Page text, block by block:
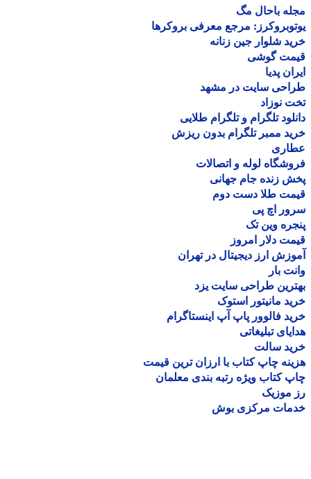
باحال مگ
مرجع معرفی بروکرها
شلوار جین زنانه
گوشی
پدیا
سایت در مشهد
نوزاد
تلگرام و تلگرام طلایی
ممبر تلگرام بدون ریزش
لوله و اتصالات
زنده جام جهانی
طلا دست دوم
اچ پی
وین تک
دلار امروز
ارز دیجیتال در تهران
بار
طراحی سایت یزد
مانیتور استوک
فالوور پاپ آپ اینستاگرام
تبلیغاتی
سالت
چاپ کتاب با ارزان ترین قیمت
کتاب ویژه رتبه بندی معلمان
موزیک
مرکزی بوش